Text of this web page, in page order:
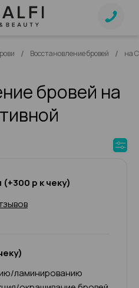
/ Восстановление бровей / на
бровей на
р к чеку)
ламинированию